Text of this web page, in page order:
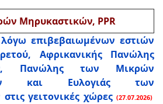
Μηρυκαστικών, PPR
επιβεβαιωμένων εστιών
Αφρικανικής Πανώλης
Πανώλης των Μικρών
και Ευλογιάς των
γειτονικές χώρες (27.07.2026)